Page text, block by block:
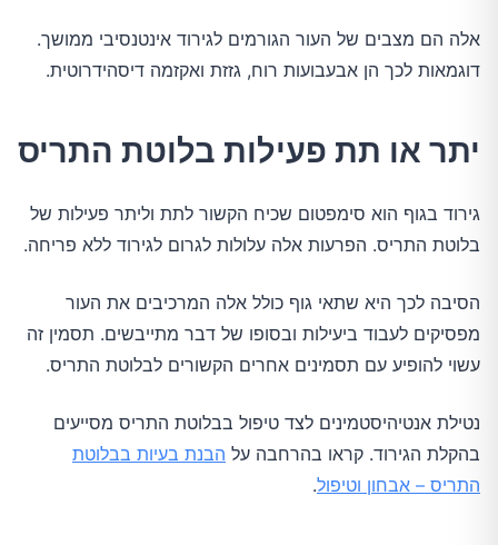
אלה הם מצבים של העור הגורמים לגירוד אינטנסיבי ממושך.
דוגמאות לכך הן אבעבועות רוח, גזזת ואקזמה דיסהידרוטית.
יתר או תת פעילות בלוטת התריס
גירוד בגוף הוא סימפטום שכיח הקשור לתת וליתר פעילות של
בלוטת התריס. הפרעות אלה עלולות לגרום לגירוד ללא פריחה.
הסיבה לכך היא שתאי גוף כולל אלה המרכיבים את העור
מפסיקים לעבוד ביעילות ובסופו של דבר מתייבשים. תסמין זה
עשוי להופיע עם תסמינים אחרים הקשורים לבלוטת התריס.
נטילת אנטיהיסטמינים לצד טיפול בבלוטת התריס מסייעים
בהקלת הגירוד. קראו בהרחבה על הבנת בעיות בבלוטת
התריס – אבחון וטיפול.